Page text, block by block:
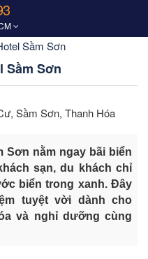
Sầm Sơn
Sầm Sơn
Sầm Sơn, Thanh Hóa
Sơn nằm ngay bãi biển
sạn, du khách chỉ
biển trong xanh. Đây
tuyệt vời dành cho
và nghỉ dưỡng cùng